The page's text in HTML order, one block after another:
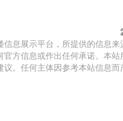
信息展示平台，所提供的信息
方信息或作出任何承诺。本
。任何主体因参考本站信息